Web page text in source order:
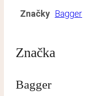
Značky Bagger
Značka
Bagger